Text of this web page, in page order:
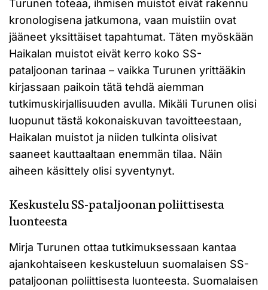
Turunen toteaa, ihmisen muistot eivät rakennu
kronologisena jatkumona, vaan muistiin ovat
jääneet yksittäiset tapahtumat. Täten myöskään
Haikalan muistot eivät kerro koko SS-
pataljoonan tarinaa – vaikka Turunen yrittääkin
kirjassaan paikoin tätä tehdä aiemman
tutkimuskirjallisuuden avulla. Mikäli Turunen olisi
luopunut tästä kokonaiskuvan tavoitteestaan,
Haikalan muistot ja niiden tulkinta olisivat
saaneet kauttaaltaan enemmän tilaa. Näin
aiheen käsittely olisi syventynyt.
Keskustelu SS-pataljoonan poliittisesta
luonteesta
Mirja Turunen ottaa tutkimuksessaan kantaa
ajankohtaiseen keskusteluun suomalaisen SS-
pataljoonan poliittisesta luonteesta. Suomalaisen